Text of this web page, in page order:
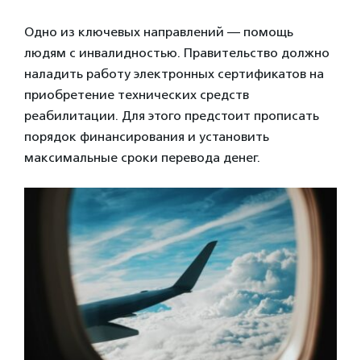
Одно из ключевых направлений — помощь
людям с инвалидностью. Правительство должно
наладить работу электронных сертификатов на
приобретение технических средств
реабилитации. Для этого предстоит прописать
порядок финансирования и установить
максимальные сроки перевода денег.